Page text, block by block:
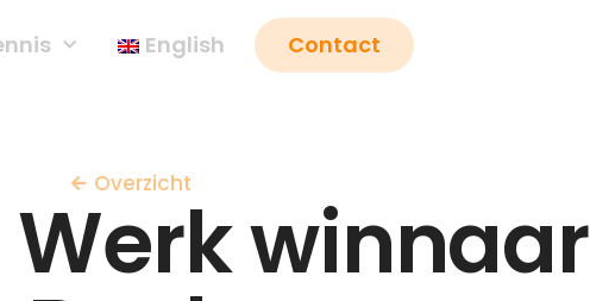
English Contact
Overzicht
winnaar